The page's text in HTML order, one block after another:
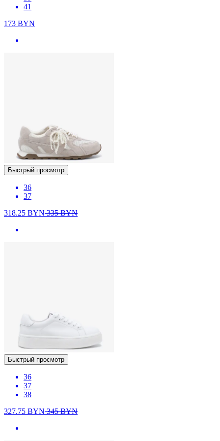
41
173 BYN
Быстрый просмотр
36
37
318.25 BYN335BYN
Быстрый просмотр
36
37
38
327.75 BYN345BYN